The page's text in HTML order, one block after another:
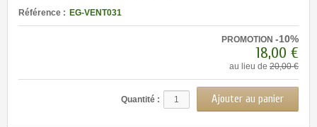
Référence : EG-VENT031
PROMOTION -10%
18,00 €
au lieu de 20,00 €
Quantité :